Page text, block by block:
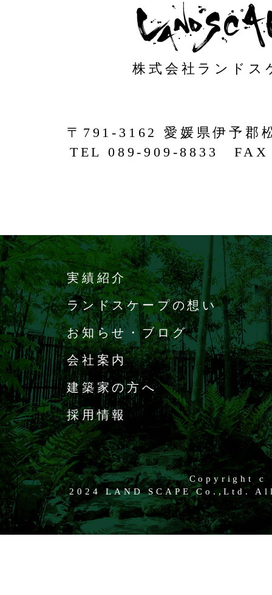
〒791-3162 愛媛県伊予郡
TEL 089-909-8833 FAX
株式会社ランドス
実績紹介
ランドスケープの想い
お知らせ・ブログ
会社案内
建築家の方へ
採用情報
Copyright c
2024 LAND SCAPE Co.,Ltd.